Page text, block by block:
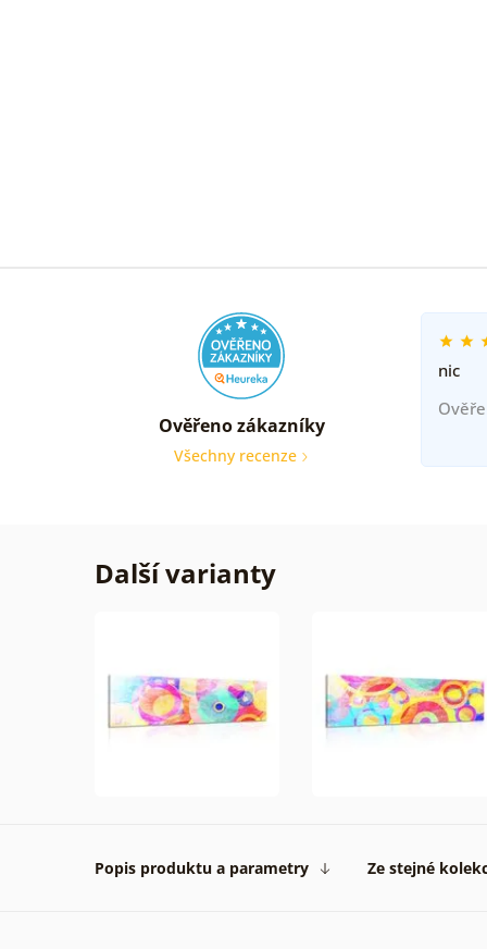
Ověřeno zákazníky
Všechny recenze
nic
Další varianty
Popis produktu a parametry Ze stejné